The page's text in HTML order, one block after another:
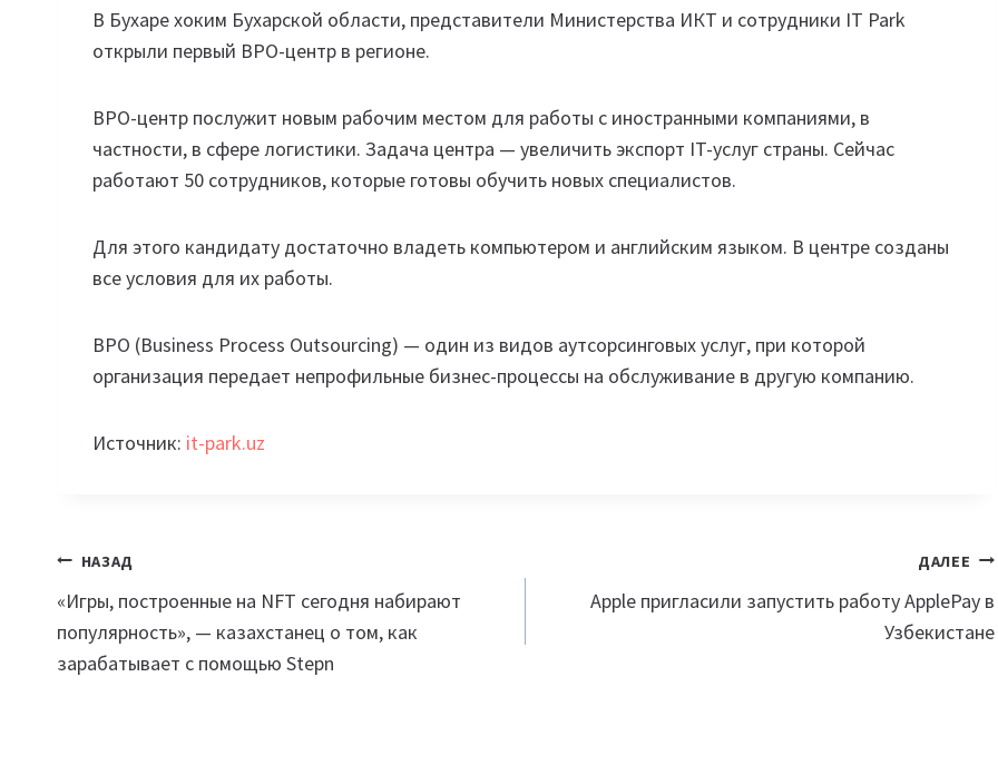
В Бухаре хоким Бухарской области, представители Министерства ИКТ и сотрудники IT Park
открыли первый BPO-центр в регионе.
BPO-центр послужит новым рабочим местом для работы с иностранными компаниями, в
частности, в сфере логистики. Задача центра — увеличить экспорт IT-услуг страны. Сейчас
работают 50 сотрудников, которые готовы обучить новых специалистов.
Для этого кандидату достаточно владеть компьютером и английским языком. В центре созданы
все условия для их работы.
BPO (Business Process Outsourcing) — один из видов аутсорсинговых услуг, при которой
организация передает непрофильные бизнес-процессы на обслуживание в другую компанию.
Источник: it-park.uz
Навигация
по
записям
НАЗАД
«Игры, построенные на NFT сегодня набирают
популярность», — казахстанец о том, как
зарабатывает с помощью Stepn
ДАЛЕЕ
Apple пригласили запустить работу ApplePay в
Узбекистане